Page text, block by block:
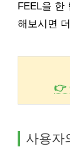
FEEL을 한
해보시면
👉
사용자